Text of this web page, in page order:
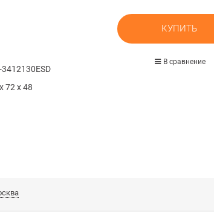
3412130ESD
x72 x48
КУПИТЬ
В сравнение